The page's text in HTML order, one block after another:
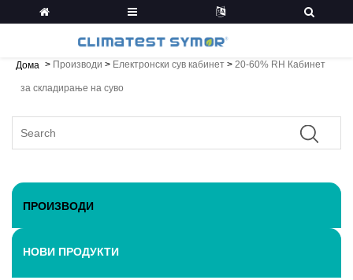
Дома > Производи > Електронски сув кабинет > 20-60% RH Кабинет
за складирање на суво
ПРОИЗВОДИ
НОВИ ПРОДУКТИ